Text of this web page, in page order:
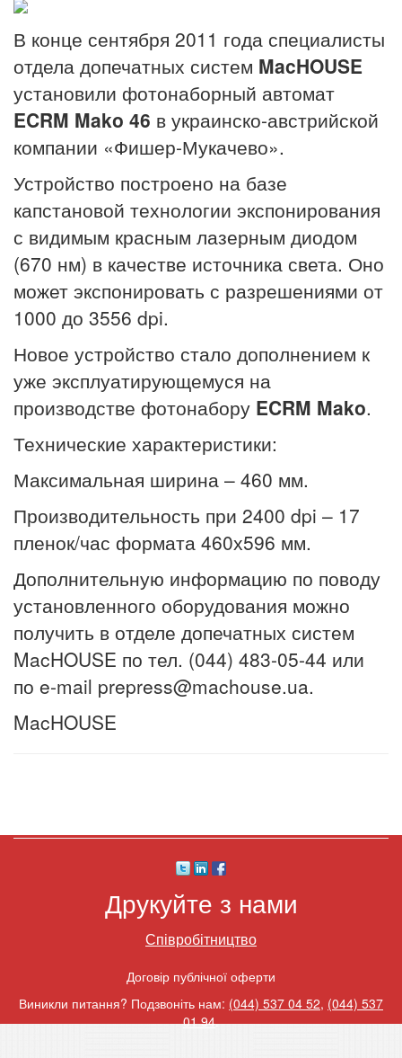
В конце сентября 2011 года специалисты
отдела допечатных систем MacHOUSE
установили фотонаборный автомат
ECRM Mako 46 в украинско-австрийской
компании «Фишер-Мукачево».
Устройство построено на базе
капстановой технологии экспонирования
с видимым красным лазерным диодом
(670 нм) в качестве источника света. Оно
может экспонировать с разрешениями от
1000 до 3556 dpi.
Новое устройство стало дополнением к
уже эксплуатирующемуся на
производстве фотонабору ECRM Mako.
Технические характеристики:
Максимальная ширина – 460 мм.
Производительность при 2400 dpi – 17
пленок/час формата 460х596 мм.
Дополнительную информацию по поводу
установленного оборудования можно
получить в отделе допечатных систем
MacHOUSE по тел. (044) 483-05-44 или
по e-mail prepress@machouse.ua.
MacHOUSE
Друкуйте з нами
Співробітництво
Договір публічної оферти
Виникли питання? Подзвоніть нам: (044) 537 04 52, (044) 537
01 94.